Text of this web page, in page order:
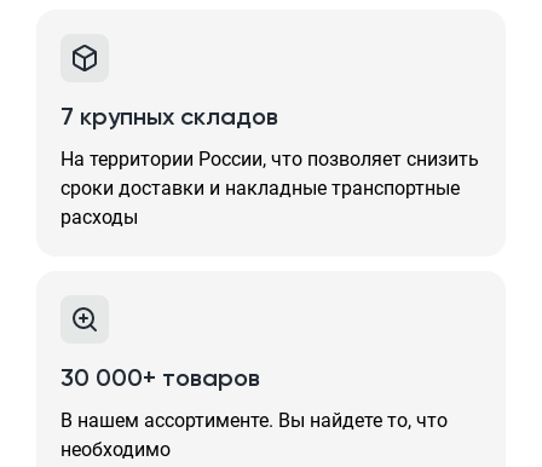
7 крупных складов
На территории России, что позволяет снизить
сроки доставки и накладные транспортные
расходы
30 000+ товаров
В нашем ассортименте. Вы найдете то, что
необходимо